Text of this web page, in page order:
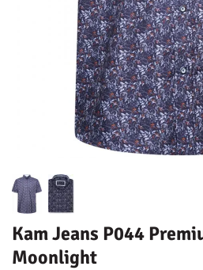
Kam Jeans P044
Moonlight